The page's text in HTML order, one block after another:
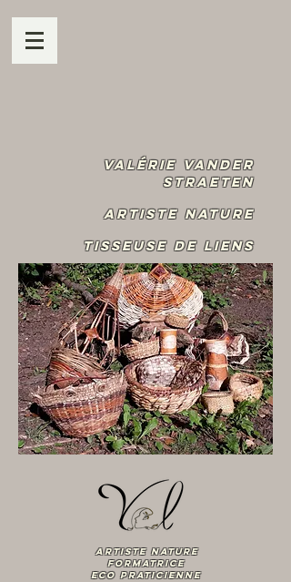
Valérie Vander
Straeten
Artiste Nature
Tisseuse de liens
artiste nature
Formatrice
ECO praticienne